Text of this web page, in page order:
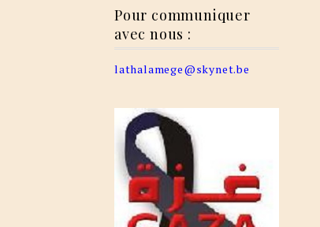
Pour communiquer
avec nous :
lathalamege@skynet.be